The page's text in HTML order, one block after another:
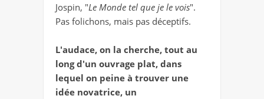
Jospin, "Le Monde tel que je le vois".
Pas folichons, mais pas déceptifs.
L'audace, on la cherche, tout au
long d'un ouvrage plat, dans
lequel on peine à trouver une
idée novatrice, un